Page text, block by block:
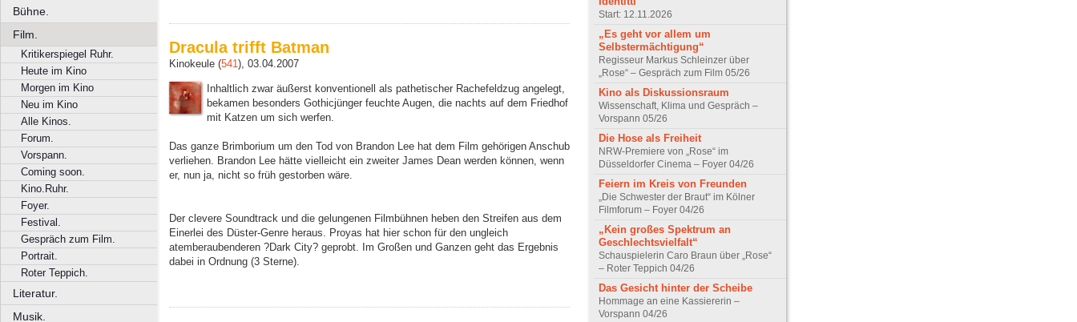
Bühne.
Film.
Kritikerspiegel Ruhr.
Heute im Kino
Morgen im Kino
Neu im Kino
Alle Kinos.
Forum.
Vorspann.
Coming soon.
Kino.Ruhr.
Foyer.
Festival.
Gespräch zum Film.
Portrait.
Roter Teppich.
Literatur.
Musik.
Dracula trifft Batman
Kinokeule (541), 03.04.2007
Inhaltlich zwar äußerst konventionell als pathetischer Rachefeldzug angelegt,
bekamen besonders Gothicjünger feuchte Augen, die nachts auf dem Friedhof
mit Katzen um sich werfen.
Das ganze Brimborium um den Tod von Brandon Lee hat dem Film gehörigen Anschub
verliehen. Brandon Lee hätte vielleicht ein zweiter James Dean werden können, wenn
er, nun ja, nicht so früh gestorben wäre.
Der clevere Soundtrack und die gelungenen Filmbühnen heben den Streifen aus dem
Einerlei des Düster-Genre heraus. Proyas hat hier schon für den ungleich
atemberaubenderen ?Dark City? geprobt. Im Großen und Ganzen geht das Ergebnis
dabei in Ordnung (3 Sterne).
Start: 12.11.2026
„Es geht vor allem um
Selbstermächtigung“
Regisseur Markus Schleinzer über
„Rose“ – Gespräch zum Film 05/26
Kino als Diskussionsraum
Wissenschaft, Klima und Gespräch –
Vorspann 05/26
Die Hose als Freiheit
NRW-Premiere von „Rose“ im
Düsseldorfer Cinema – Foyer 04/26
Feiern im Kreis von Freunden
„Die Schwester der Braut“ im Kölner
Filmforum – Foyer 04/26
„Kein großes Spektrum an
Geschlechtsvielfalt“
Schauspielerin Caro Braun über „Rose“
– Roter Teppich 04/26
Das Gesicht hinter der Scheibe
Hommage an eine Kassiererin –
Vorspann 04/26